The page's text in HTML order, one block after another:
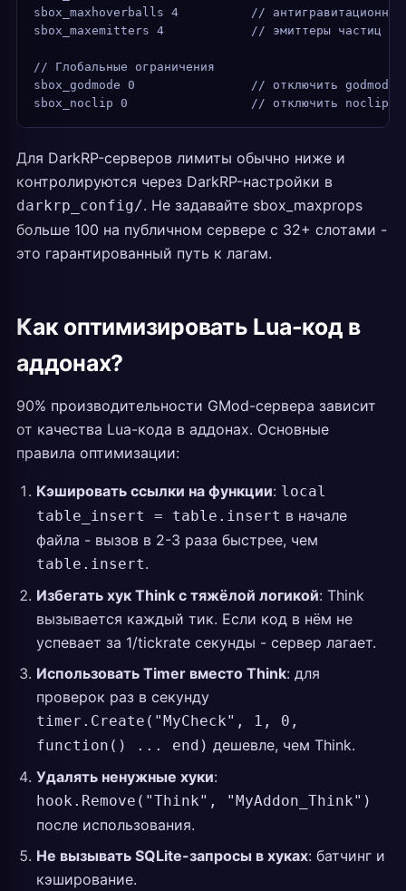
sbox_maxhoverballs 4          // антигравитационные
sbox_maxemitters 4            // эмиттеры частиц
// Глобальные ограничения
sbox_godmode 0                // отключить godmode
sbox_noclip 0                 // отключить noclip
Для DarkRP-серверов лимиты обычно ниже и
контролируются через DarkRP-настройки в
darkrp_config/. Не задавайте sbox_maxprops
больше 100 на публичном сервере с 32+ слотами -
это гарантированный путь к лагам.
Как оптимизировать Lua-код в
аддонах?
90% производительности GMod-сервера зависит
от качества Lua-кода в аддонах. Основные
правила оптимизации:
Кэшировать ссылки на функции: local
table_insert = table.insert в начале
файла - вызов в 2-3 раза быстрее, чем
table.insert.
Избегать хук Think с тяжёлой логикой: Think
вызывается каждый тик. Если код в нём не
успевает за 1/tickrate секунды - сервер лагает.
Использовать Timer вместо Think: для
проверок раз в секунду
timer.Create("MyCheck", 1, 0,
function() ... end) дешевле, чем Think.
Удалять ненужные хуки:
hook.Remove("Think", "MyAddon_Think")
после использования.
Не вызывать SQLite-запросы в хуках: батчинг и
кэширование.